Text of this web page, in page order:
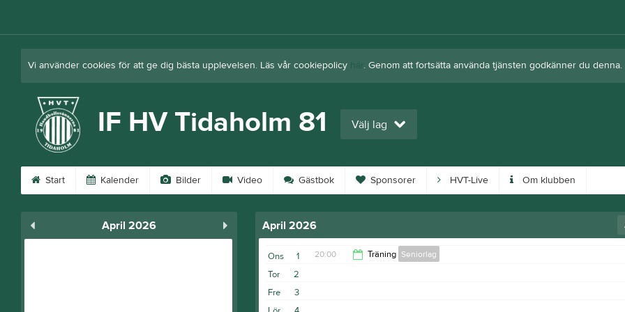
Vi använder cookies för att ge dig bästa upplevelsen. Läs vår cookiepolicy här. Genom att fortsätta använda tjänsten godkänner du denna.
IF HV Tidaholm 81 Välj lag
Start Kalender Bilder Video Gästbok Sponsorer HVT-Live Om klubben
April 2026 April 2026
1
Ons 20:00 Träning Seniorlag
2
Tor
3
Fre